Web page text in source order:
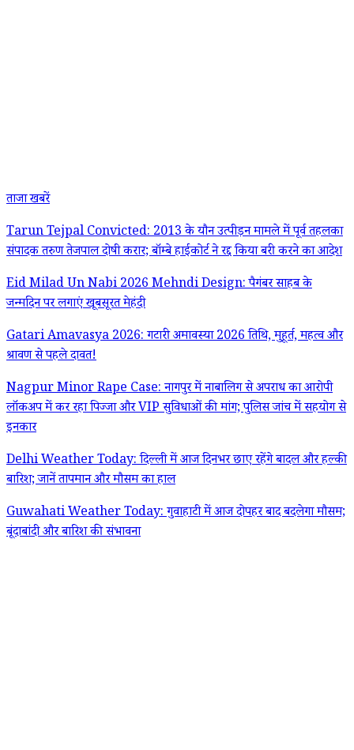
ताजा खबरें
Tarun Tejpal Convicted: 2013 के यौन उत्पीड़न मामले में पूर्व तहलका
संपादक तरुण तेजपाल दोषी करार; बॉम्बे हाईकोर्ट ने रद्द किया बरी करने का आदेश
Eid Milad Un Nabi 2026 Mehndi Design: पैगंबर साहब के
जन्मदिन पर लगाएं खूबसूरत मेहंदी
Gatari Amavasya 2026: गटारी अमावस्या 2026 तिथि, मुहूर्त, महत्व और
श्रावण से पहले दावत!
Nagpur Minor Rape Case: नागपुर में नाबालिग से अपराध का आरोपी
लॉकअप में कर रहा पिज्जा और VIP सुविधाओं की मांग; पुलिस जांच में सहयोग से
इनकार
Delhi Weather Today: दिल्ली में आज दिनभर छाए रहेंगे बादल और हल्की
बारिश; जानें तापमान और मौसम का हाल
Guwahati Weather Today: गुवाहाटी में आज दोपहर बाद बदलेगा मौसम;
बूंदाबांदी और बारिश की संभावना